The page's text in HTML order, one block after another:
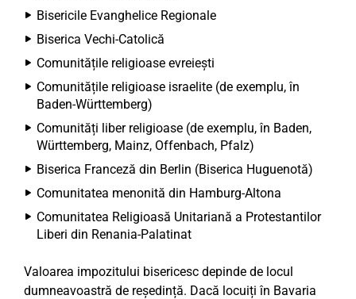
Bisericile Evanghelice Regionale
Biserica Vechi-Catolică
Comunitățile religioase evreiești
Comunitățile religioase israelite (de exemplu, în
Baden-Württemberg)
Comunități liber religioase (de exemplu, în Baden,
Württemberg, Mainz, Offenbach, Pfalz)
Biserica Franceză din Berlin (Biserica Huguenotă)
Comunitatea menonită din Hamburg-Altona
Comunitatea Religioasă Unitariană a Protestantilor
Liberi din Renania-Palatinat
Valoarea impozitului bisericesc depinde de locul
dumneavoastră de reședință. Dacă locuiți în Bavaria